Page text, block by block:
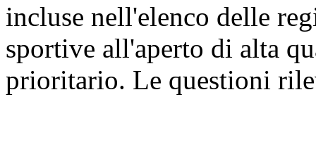
incluse nell'elenco delle
sportive all'aperto di alta
prioritario. Le questioni